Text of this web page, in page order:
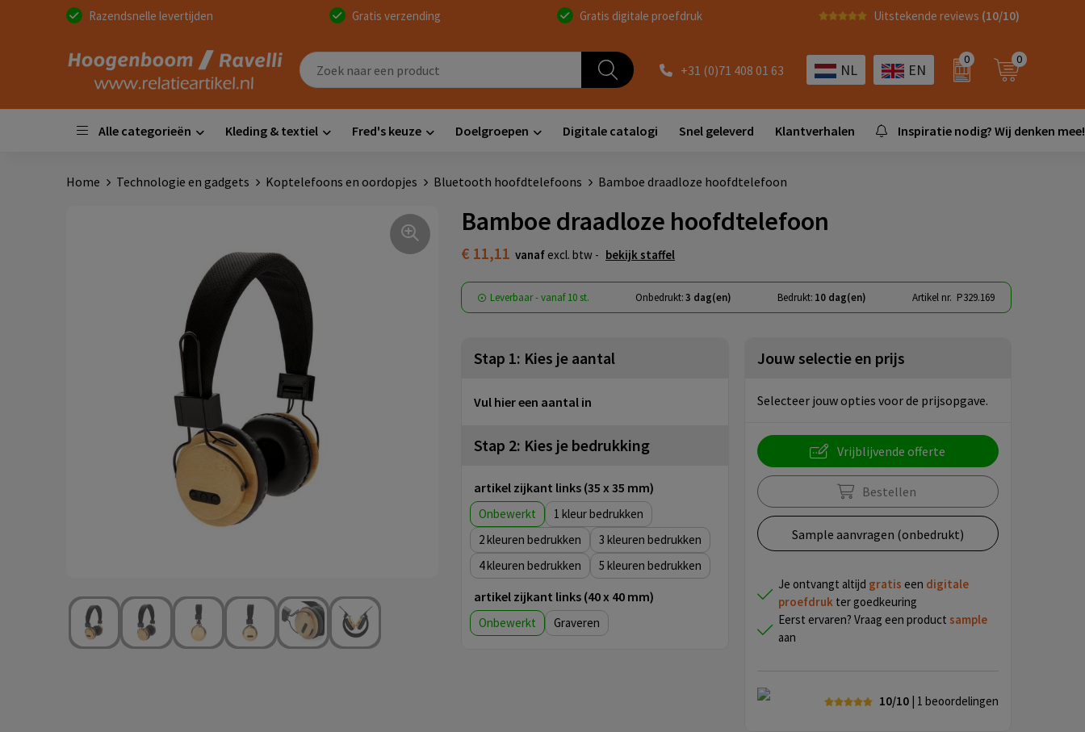
Razendsnelle levertijden Gratis verzending Gratis digitale proefdruk Uitstekende reviews (10/10)
+31 (0)71 408 01 63 NL EN
0 0
Alle categorieën Kleding & textiel Fred's keuze Doelgroepen Digitale catalogi Snel geleverd Klantverhalen Inspiratie nodig? Wij denken mee!
Home Technologie en gadgets Koptelefoons en oordopjes Bluetooth hoofdtelefoons Bamboe draadloze hoofdtelefoon
Bamboe draadloze hoofdtelefoon
€ 11,11 vanaf excl. btw - bekijk staffel
Leverbaar-vanaf10 st. Onbedrukt:3 dag(en) Bedrukt: 10 dag(en) Artikel nr. P329.169
Stap 1: Kies je aantal
Vul hier een aantal in
Stap 2: Kies je bedrukking
artikel zijkant links (35 x 35 mm)
Onbewerkt
1
2
3
4
5
artikel zijkant links (40 x 40 mm)
Onbewerkt Graveren
Jouw selectie en prijs
Selecteer jouw opties voor de prijsopgave.
Vrijblijvende offerte
Bestellen
Sample aanvragen (onbedrukt)
Je ontvangt altijd gratis een digitale
proefdrukter goedkeuring
Eerst ervaren? Vraag een product sample
aan
10/10 | 1 beoordelingen